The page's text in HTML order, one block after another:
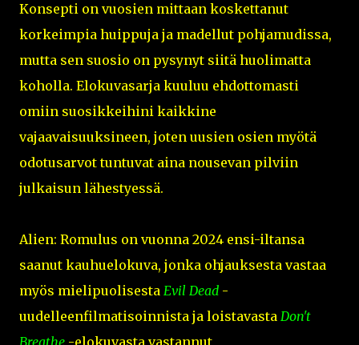
Konsepti on vuosien mittaan koskettanut
korkeimpia huippuja ja madellut pohjamudissa,
mutta sen suosio on pysynyt siitä huolimatta
koholla. Elokuvasarja kuuluu ehdottomasti
omiin suosikkeihini kaikkine
vajaavaisuuksineen, joten uusien osien myötä
odotusarvot tuntuvat aina nousevan pilviin
julkaisun lähestyessä.
Alien: Romulus on vuonna 2024 ensi-iltansa
saanut kauhuelokuva, jonka ohjauksesta vastaa
myös mielipuolisesta Evil Dead -
uudelleenfilmatisoinnista ja loistavasta Don't
Breathe -elokuvasta vastannut